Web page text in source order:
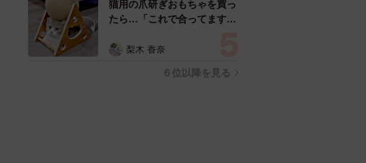
人気の連載はこちらから